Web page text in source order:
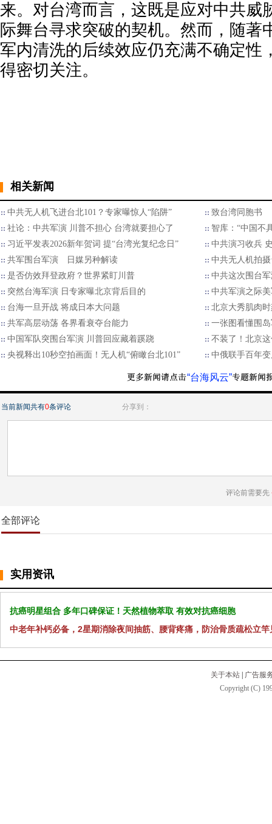
来。对台湾而言，这既是应对中共威
际舞台寻求突破的契机。然而，随著
军内清洗的后续效应仍充满不确定性
得密切关注。
相关新闻
中共无人机飞进台北101？专家曝惊人“陷阱”
致台湾同胞书
社论：中共军演 川普不担心 台湾就要担心了
智库：“中国不
习近平发表2026新年贺词 提“台湾光复纪念日”
中共演习收兵
共军围台军演 日媒另种解读
中共无人机拍
是否仿效拜登政府？世界紧盯川普
中共这次围台
突然台海军演 日专家曝北京背后目的
中共军演之际
台海一旦开战 将成日本大问题
北京大秀肌肉
​共军高层动荡 各界看衰夺台能力
一张图看懂围
中国军队突围台军演 川普回应藏着蹊跷
不装了！北京
央视释出10秒空拍画面！无人机“俯瞰台北101”
中俄联手百年
“台海风云”
当前新闻共有0条评论 分享到：
评论前需要先
全部评论
实用资讯
抗癌明星组合 多年口碑保证！天然植物萃取 有效对抗癌细胞
中老年补钙必备，2星期消除夜间抽筋、腰背疼痛，防治骨质疏松立竿
关于本站
广告服
Copyright (C)